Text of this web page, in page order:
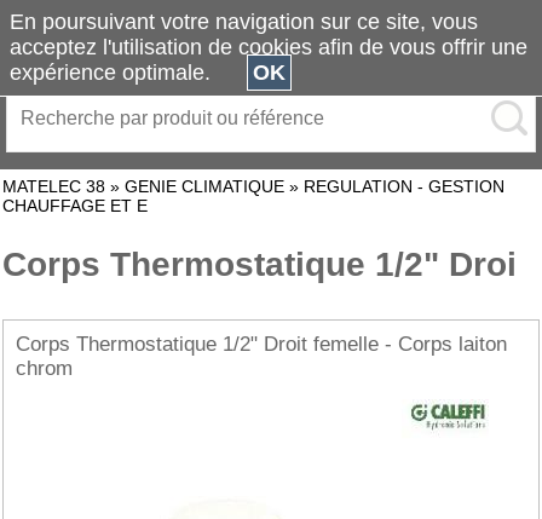
MATELEC 38 » GENIE CLIMATIQUE » REGULATION - GESTION
CHAUFFAGE ET E
Corps Thermostatique 1/2" Droi
Corps Thermostatique 1/2" Droit femelle - Corps laiton
chrom
En poursuivant votre navigation sur ce site, vous
acceptez l'utilisation de cookies afin de vous offrir une
expérience optimale.
OK